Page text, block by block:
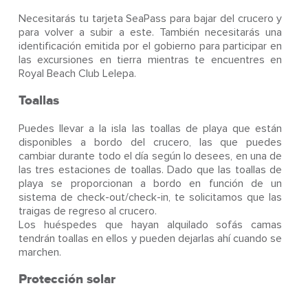
Necesitarás tu tarjeta SeaPass para bajar del crucero y
para volver a subir a este. También necesitarás una
identificación emitida por el gobierno para participar en
las excursiones en tierra mientras te encuentres en
Royal Beach Club Lelepa.
Toallas
Puedes llevar a la isla las toallas de playa que están
disponibles a bordo del crucero, las que puedes
cambiar durante todo el día según lo desees, en una de
las tres estaciones de toallas. Dado que las toallas de
playa se proporcionan a bordo en función de un
sistema de check-out/check-in, te solicitamos que las
traigas de regreso al crucero.
Los huéspedes que hayan alquilado sofás camas
tendrán toallas en ellos y pueden dejarlas ahí cuando se
marchen.
Protección solar